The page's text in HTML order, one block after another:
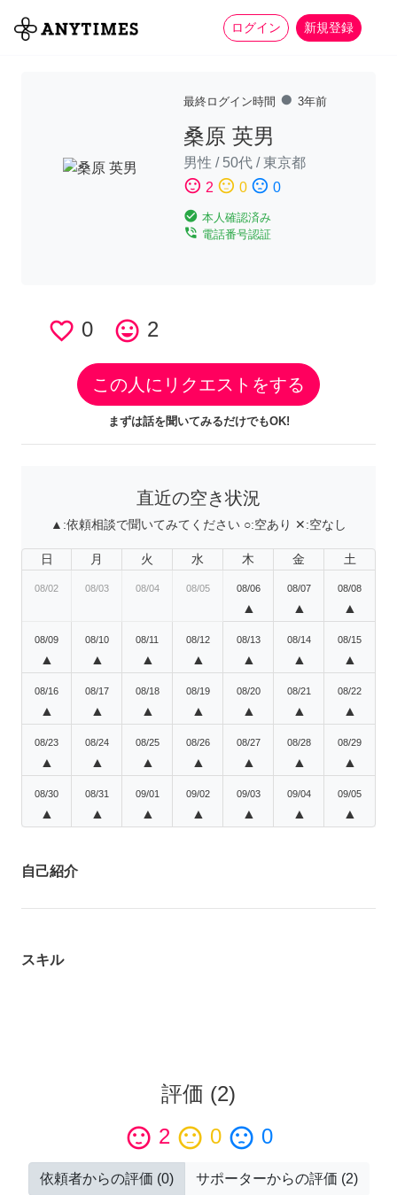
ログイン 新規登録
全て 家事 more_horiz
最終ログイン時間 fiber_manual_record 3年前
桑原 英男
男性 / 50代 /東京都
sentiment_satisfied 2 sentiment_neutral 0 sentiment_dissatisfied 0
check_circle 本人確認済み
phone_in_talk 電話番号認証
favorite_border 0 tag_faces 2
この人にリクエストをする
まずは話を聞いてみるだけでもOK!
直近の空き状況
▲:依頼相談で聞いてみてください ○:空あり ✕:空なし
日 月 火 水 木 金 土
08/02 08/03 08/04 08/05 08/06
▲
08/07
▲
08/08
▲
08/09
▲
08/10
▲
08/11
▲
08/12
▲
08/13
▲
08/14
▲
08/15
▲
08/16
▲
08/17
▲
08/18
▲
08/19
▲
08/20
▲
08/21
▲
08/22
▲
08/23
▲
08/24
▲
08/25
▲
08/26
▲
08/27
▲
08/28
▲
08/29
▲
08/30
▲
08/31
▲
09/01
▲
09/02
▲
09/03
▲
09/04
▲
09/05
▲
自己紹介
スキル
評価 (2)
sentiment_satisfied 2 sentiment_neutral 0 sentiment_dissatisfied 0
依頼者からの評価 (0) サポーターからの評価 (2)